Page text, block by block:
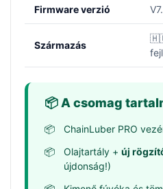
Firmware verzió
Származás
📦 A csomag
ChainLuber PRO
Olajtartály + új
újdonság!)